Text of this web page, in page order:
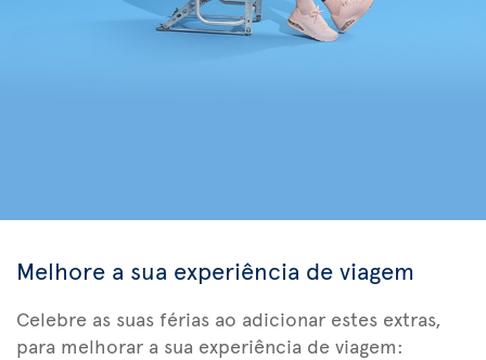
Melhore a sua experiência de viagem
Celebre as suas férias ao adicionar estes extras,
para melhorar a sua experiência de viagem: